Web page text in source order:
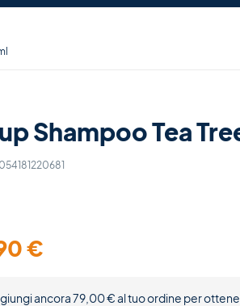
Shampoo Tea
€
ancora79,00€al tuo ordine per